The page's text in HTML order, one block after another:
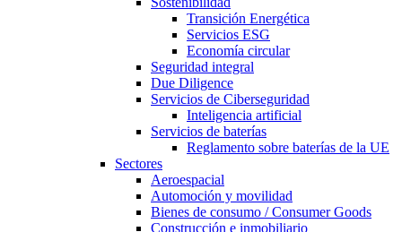
Transición Energética
Servicios ESG
Economía circular
Seguridad integral
Due Diligence
Servicios de Ciberseguridad
Inteligencia artificial
Servicios de baterías
Reglamento sobre baterías de la UE
Sectores
Aeroespacial
Automoción y movilidad
Bienes de consumo / Consumer Goods
Construcción e inmobiliario